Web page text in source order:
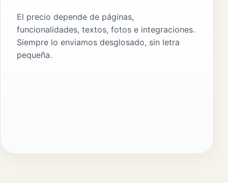
El precio depende de páginas,
funcionalidades, textos, fotos e integraciones.
Siempre lo enviamos desglosado, sin letra
pequeña.